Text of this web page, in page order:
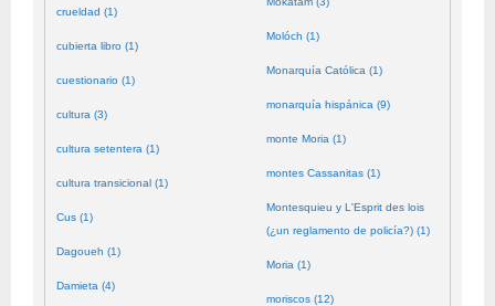
crueldad (1)
cubierta libro (1)
cuestionario (1)
cultura (3)
cultura setentera (1)
cultura transicional (1)
Cus (1)
Dagoueh (1)
Damieta (4)
Molóch (1)
Monarquía Católica (1)
monarquía hispánica (9)
monte Moria (1)
montes Cassanitas (1)
Montesquieu y L'Esprit des lois
(¿un reglamento de policía?) (1)
Moria (1)
moriscos (12)